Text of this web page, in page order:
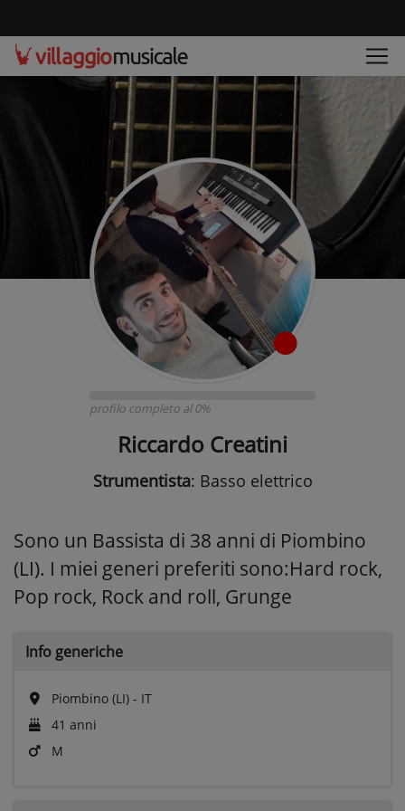
profilo completo al 0%
Riccardo Creatini
Strumentista: Basso elettrico
Sono un Bassista di 38 anni di Piombino
(LI). I miei generi preferiti sono:Hard rock,
Pop rock, Rock and roll, Grunge
Info generiche
Piombino (LI) - IT
41 anni
M